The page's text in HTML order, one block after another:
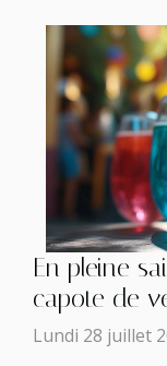
En pleine
capote de
Lundi 28 juillet